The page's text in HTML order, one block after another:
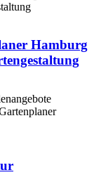
Hamburg